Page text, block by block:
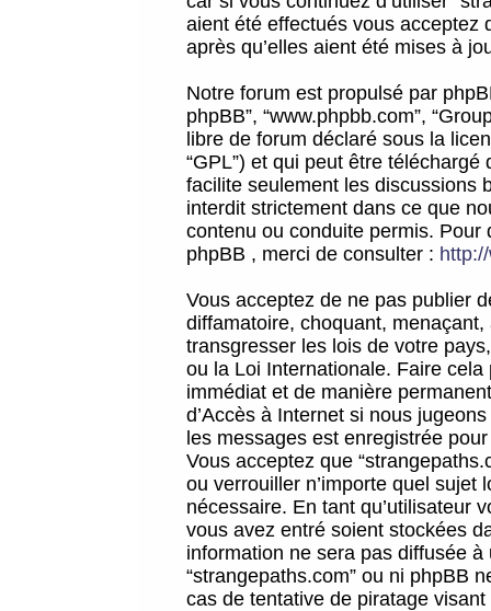
aient été effectués vous acceptez
après qu’elles aient été mises à
Notre forum est propulsé par
phpBB”, “www.phpbb.com”,
libre de forum déclaré sous la
“GPL”) et qui peut être téléchargé
facilite seulement les discussions
interdit strictement dans ce que
contenu ou conduite permis.
phpBB , merci de consulter :
Vous acceptez de ne pas publier
diffamatoire, choquant,
transgresser les lois de votre
ou la Loi Internationale. Faire
immédiat et de manière
d’Accès à Internet si nous
les messages est enregistrée
Vous acceptez que
ou verrouiller n’importe quel sujet
nécessaire. En tant qu’utilisateur
vous avez entré soient stockées
information ne sera pas diffusée
“strangepaths.com” ou ni phpBB
cas de tentative de piratage